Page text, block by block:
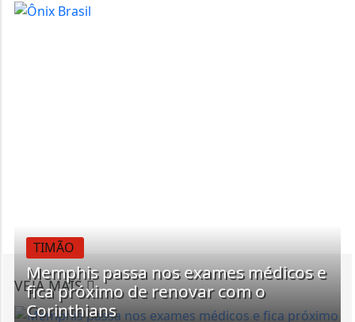
VEJA MAIS
TIMÃO
Memphis passa nos exames médicos e
fica próximo de renovar com o
Corinthians